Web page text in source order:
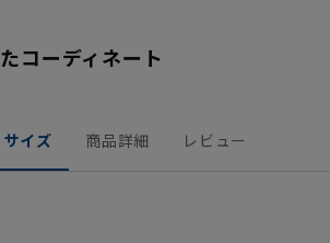
コーディネート
イズ 商品詳細 レビュー